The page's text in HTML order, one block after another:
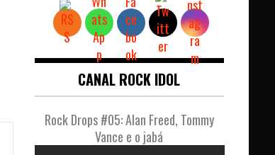
CANAL ROCK IDOL
Rock Drops #05: Alan Freed, Tommy
Vance e o jabá